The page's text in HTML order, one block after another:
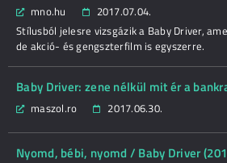
mno.hu
2017.07.04.
Stílusból jelesre vizsgázik a Baby Driver,
de akció- és gengszterfilm is egyszerre.
Baby Driver: zene nélkül mit ér a
maszol.ro 2017.06.30.
Nyomd, bébi, nyomd / Baby Driver